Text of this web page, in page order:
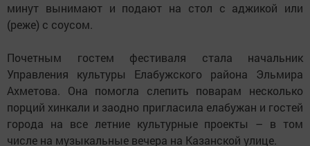
минут вынимают и подают на стол с аджикой или
(реже) с соусом.
Почетным гостем фестиваля стала начальник
Управления культуры Елабужского района Эльмира
Ахметова. Она помогла слепить поварам несколько
порций хинкали и заодно пригласила елабужан и гостей
города на все летние культурные проекты – в том
числе на музыкальные вечера на Казанской улице.